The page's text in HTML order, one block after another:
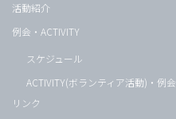
活動紹介
例会・ACTIVITY
スケジュール
ACTIVITY(ボランティア活動)・例会
リンク